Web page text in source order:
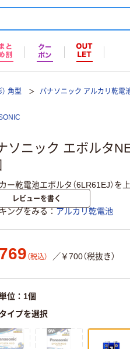
角型 パナソニック アルカリ乾電池
ソニック エボルタ
ー乾電池エボルタ（6LR61EJ）を
レビューを書く
ングをみる アルカリ乾電池
（税込） ／￥700（税抜き）
位：1個
イプを選択